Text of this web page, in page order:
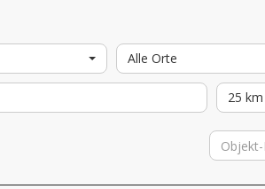
Alle Orte
25 km